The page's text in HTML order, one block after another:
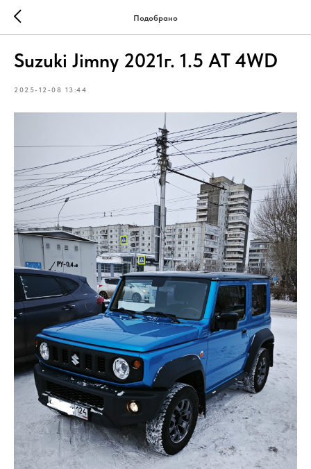
Подобрано
Suzuki Jimny 2021г. 1.5 АТ 4WD
2025-12-08 13:44